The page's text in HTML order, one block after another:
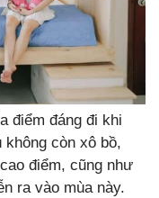
điểm đáng đi khi
còn xô bồ,
điểm, cũng như
ra vào mùa này.